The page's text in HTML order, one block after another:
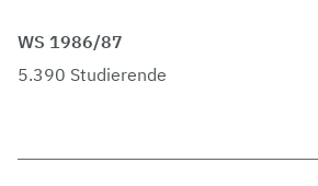
WS 1986/87
5.390 Studierende